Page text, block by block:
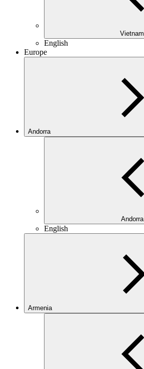
Vietnam
English
Europe
Andorra
Andorra
English
Armenia